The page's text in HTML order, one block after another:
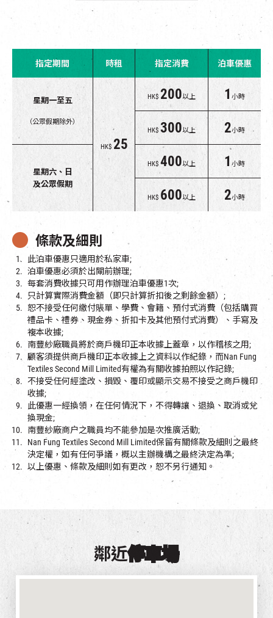
指定期間 時租 指定消費 泊車優惠
星期一至五
（公眾假期除外）
HK$ 25
HK$ 200以上 1 小時
HK$ 300以上 2小時
星期六、日
及公眾假期
HK$ 400以上 1 小時
HK$ 600以上 2小時
條款及細則
此泊車優惠只適用於私家車;
泊車優惠必須於出閘前辦理;
每套消費收據只可用作辦理泊車優惠1次;
只計算實際消費金額（即只計算折扣後之剩餘金額）;
恕不接受任何繳付賬單、學費、會籍、預付式消費（包括購買
禮品卡、禮券、現金券、折扣卡及其他預付式消費）、手寫及
複本收據;
南豐紗廠職員將於商戶機印正本收據上蓋章，以作稽核之用;
顧客須提供商戶機印正本收據上之資料以作紀錄，而Nan Fung
Textiles Second Mill Limited有權為有關收據拍照以作記錄;
不接受任何經塗改、損毀、覆印或顯示交易不接受之商戶機印
收據;
此優惠一經換領，在任何情況下，不得轉讓、退換、取消或兌
換現金;
南豐紗廠商户之職員均不能參加是次推廣活動;
Nan Fung Textiles Second Mill Limited保留有關條款及細則之最終
決定權，如有任何爭議，概以主辦機構之最終決定為準;
以上優惠、條款及細則如有更改，恕不另行通知。
鄰近停車場